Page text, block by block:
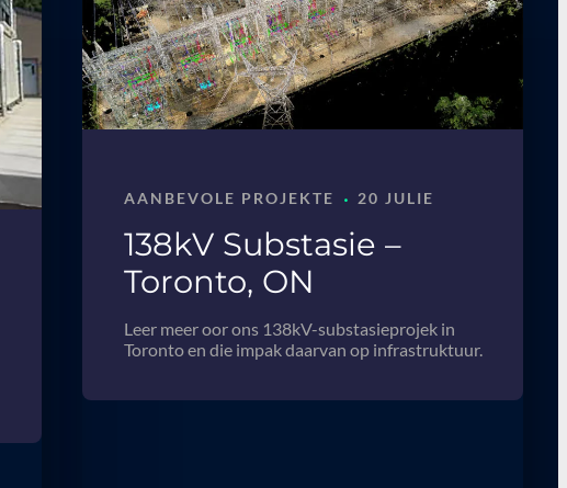
138kV Substasie –
Toronto, ON
AANBEVOLE PROJEKTE · 20 JULIE
Leer meer oor ons 138kV-substasieprojek in
Toronto en die impak daarvan op infrastruktuur.